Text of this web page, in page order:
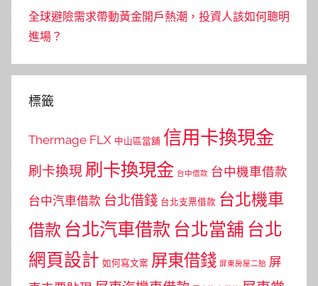
全球避險需求帶動黃金開戶熱潮，投資人該如何聰明
進場？
標籤
Thermage FLX 中山區當舖 信用卡換現金
刷卡換現 刷卡換現金 台中借款 台中機車借款
台中汽車借款 台北借錢 台北支票借款 台北機車
借款 台北汽車借款 台北當舖 台北
網頁設計 如何寫文案 屏東借錢 屏東房屋二胎 屏